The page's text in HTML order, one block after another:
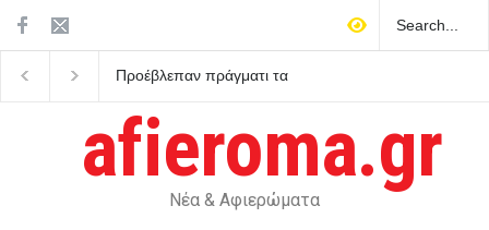
Προέβλεπαν πράγματι τα
afieroma.gr
Νέα & Αφιερώματα